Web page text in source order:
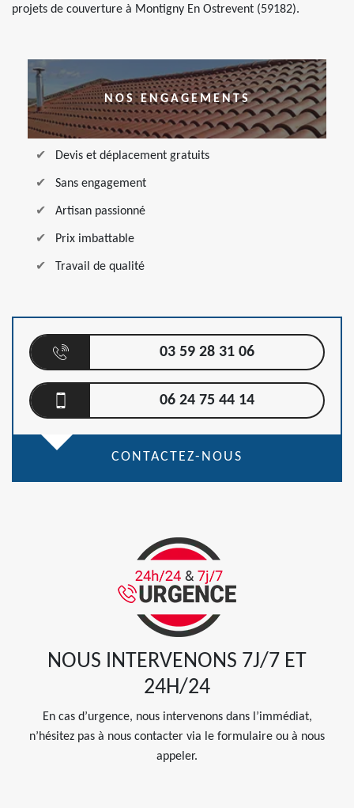
projets de couverture à Montigny En Ostrevent (59182).
NOS ENGAGEMENTS
Devis et déplacement gratuits
Sans engagement
Artisan passionné
Prix imbattable
Travail de qualité
03 59 28 31 06
06 24 75 44 14
CONTACTEZ-NOUS
NOUS INTERVENONS 7J/7 ET
24H/24
En cas d’urgence, nous intervenons dans l’immédiat,
n’hésitez pas à nous contacter via le formulaire ou à nous
appeler.